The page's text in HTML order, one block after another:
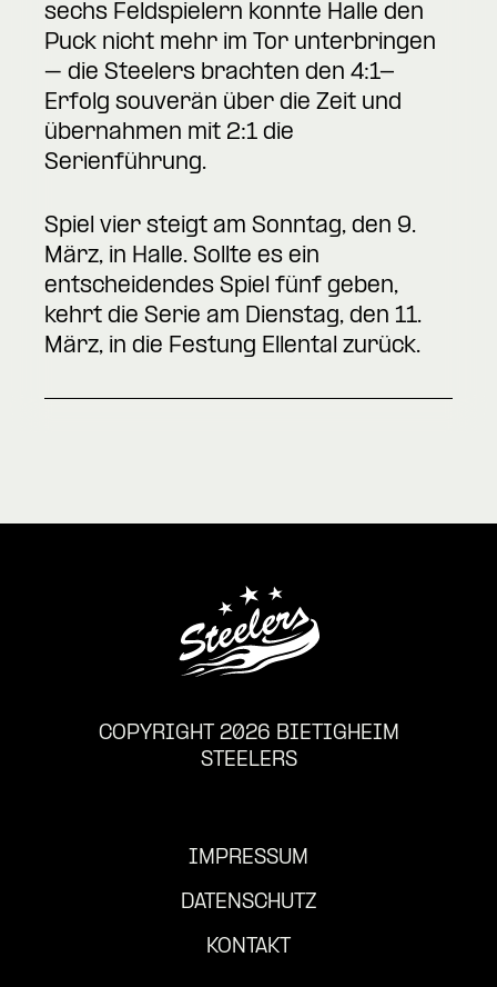
sechs Feldspielern konnte Halle den
Puck nicht mehr im Tor unterbringen
– die Steelers brachten den 4:1-
Erfolg souverän über die Zeit und
übernahmen mit 2:1 die
Serienführung.
Spiel vier steigt am Sonntag, den 9.
März, in Halle. Sollte es ein
entscheidendes Spiel fünf geben,
kehrt die Serie am Dienstag, den 11.
März, in die Festung Ellental zurück.
COPYRIGHT 2026 BIETIGHEIM
STEELERS
IMPRESSUM
DATENSCHUTZ
KONTAKT